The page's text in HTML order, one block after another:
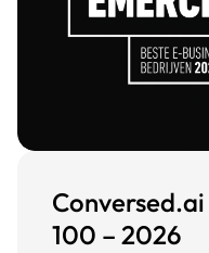
100 – 2026